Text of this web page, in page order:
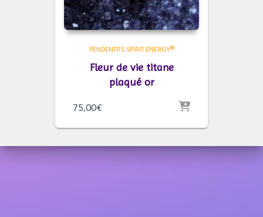
PENDENTIFS SPIRIT ENERGY®
Fleur de vie titane
plaqué or
75,00€